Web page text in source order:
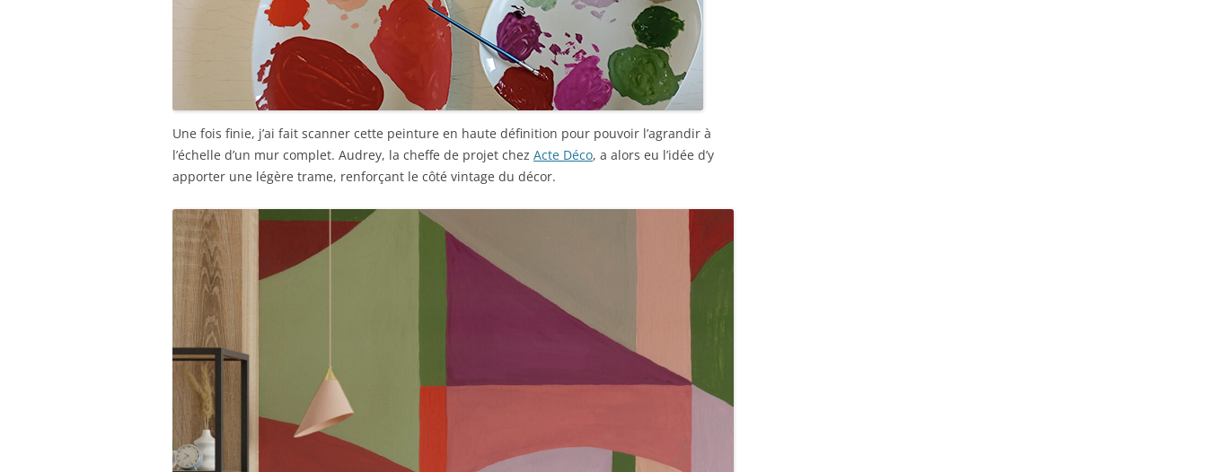
Une fois finie, j’ai fait scanner cette peinture en haute définition pour pouvoir l’agrandir à
l’échelle d’un mur complet. Audrey, la cheffe de projet chez Acte Déco, a alors eu l’idée d’y
apporter une légère trame, renforçant le côté vintage du décor.